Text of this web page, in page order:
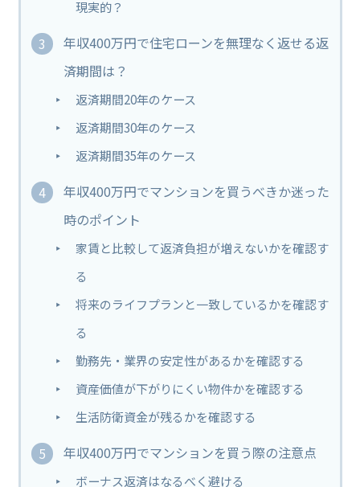
現実的？
年収400万円で住宅ローンを無理なく返せる返
済期間は？
返済期間20年のケース
返済期間30年のケース
返済期間35年のケース
年収400万円でマンションを買うべきか迷った
時のポイント
家賃と比較して返済負担が増えないかを確認す
る
将来のライフプランと一致しているかを確認す
る
勤務先・業界の安定性があるかを確認する
資産価値が下がりにくい物件かを確認する
生活防衛資金が残るかを確認する
年収400万円でマンションを買う際の注意点
ボーナス返済はなるべく避ける